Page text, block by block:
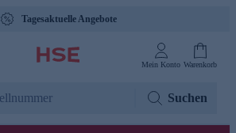
Tagesaktuelle Angebote
Mein Konto Warenkorb
Suchen